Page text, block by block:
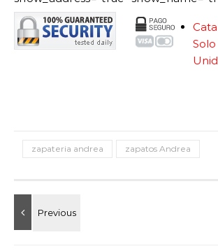
zapateria andrea zapatos Andrea